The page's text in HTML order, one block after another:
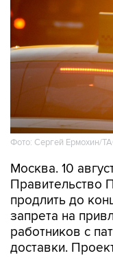
Фото: Сергей Ермохин/
Москва. 10
Правительство
продлить до
запрета на
работников с
доставки.